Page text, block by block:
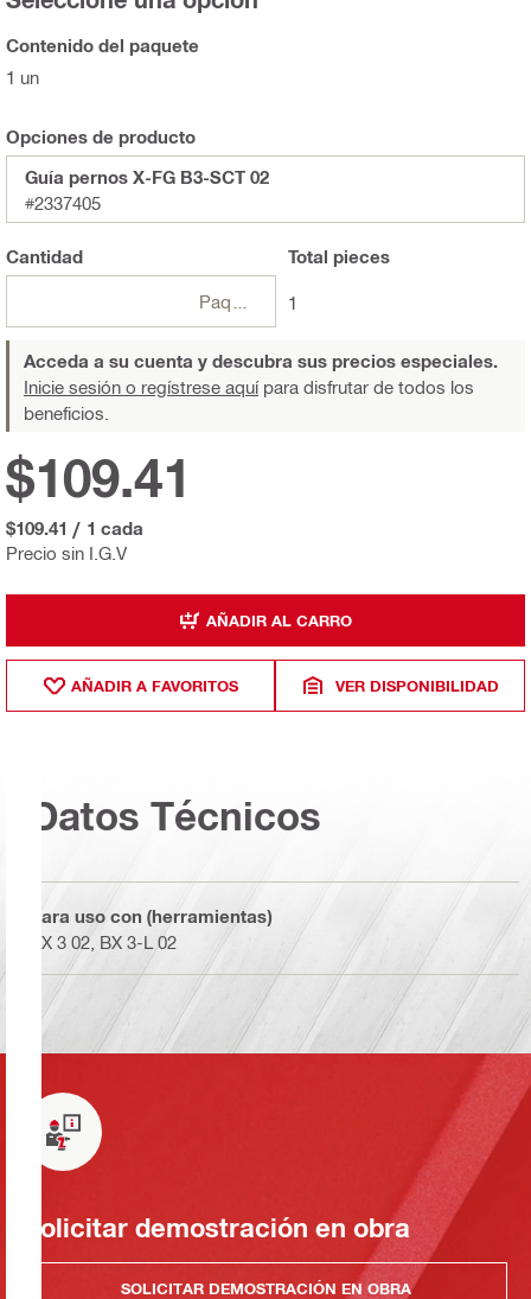
Contenido del paquete
1 un
Opciones de producto
Guía pernos X-FG B3-SCT 02
#2337405
Cantidad Total pieces
1
Acceda a su cuenta y descubra sus precios especiales.
Inicie sesión o regístrese aquípara disfrutar de todos los
beneficios.
Precio sin I.G.V
$109.41
$109.41 / 1 cada
AÑADIR AL CARRO
AÑADIR A FAVORITOS VER DISPONIBILIDAD
Datos Técnicos
Para uso con (herramientas)
BX 3 02, BX 3-L 02
Solicitar demostración en obra
SOLICITAR DEMOSTRACIÓN EN OBRA